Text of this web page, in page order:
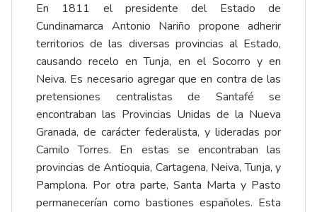
En 1811 el presidente del Estado de
Cundinamarca Antonio Nariño propone adherir
territorios de las diversas provincias al Estado,
causando recelo en Tunja, en el Socorro y en
Neiva. Es necesario agregar que en contra de las
pretensiones centralistas de Santafé se
encontraban las Provincias Unidas de la Nueva
Granada, de carácter federalista, y lideradas por
Camilo Torres. En estas se encontraban las
provincias de Antioquia, Cartagena, Neiva, Tunja, y
Pamplona. Por otra parte, Santa Marta y Pasto
permanecerían como bastiones españoles. Esta